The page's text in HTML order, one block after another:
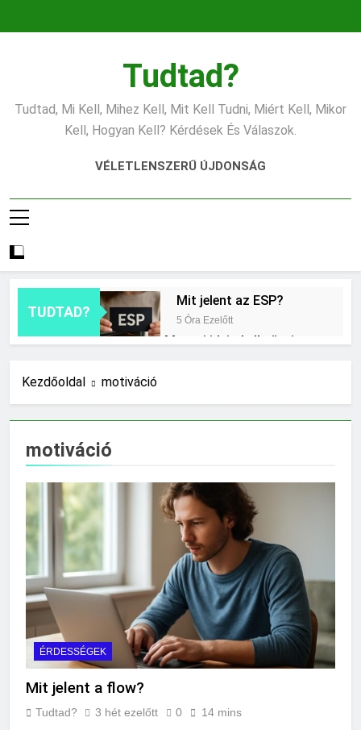
Tudtad?
Tudtad, Mi Kell, Mihez Kell, Mit Kell Tudni, Miért Kell, Mikor
Kell, Hogyan Kell? Kérdések És Válaszok.
VÉLETLENSZERŰ ÚJDONSÁG
TUDTAD?
Mit jelent az ESP?
5 Óra Ezelőtt
Mennyi ideig kell sütni a
jelzés?
1 Nap Ezelőtt
Hogyan kell glettelni?
2 Nap Ezelőtt
Mikor kell büfiztetni a
babát?
2 Nap Ezelőtt
Mennyi cement kell?
2 Nap Ezelőtt
Mit jelent a thm hogy kell
számolni?
3 Nap Ezelőtt
3 Nap Ezelőtt
Kezdőoldal motiváció
motiváció
ÉRDESSÉGEK
Mit jelent a flow?
Tudtad? 3 hét ezelőtt 0 14 mins